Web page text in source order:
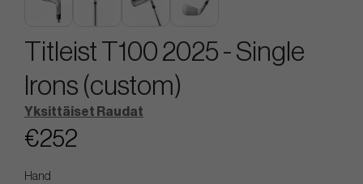
Titleist T100 2025 - Single
Irons (custom)
Yksittäiset Raudat
€252
Hand